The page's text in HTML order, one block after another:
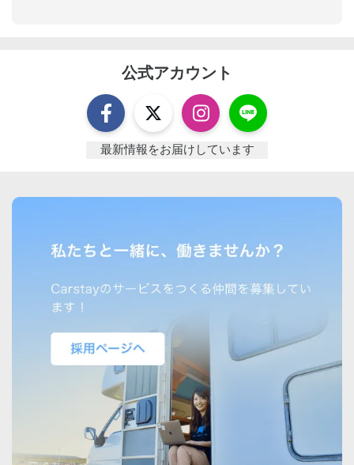
公式アカウント
最新情報をお届けしています